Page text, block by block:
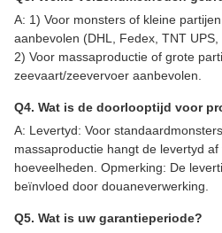
A: 1) Voor monsters of kleine
aanbevolen (DHL, Fedex, TNT UPS,
2) Voor massaproductie of grote
zeevaart/zeevervoer aanbevolen.
Q4. Wat is de doorlooptijd voor
A: Levertyd: Voor
massaproductie hangt de levertyd
hoeveelheden. Opmerking: De
beïnvloed door douaneverwerking.
Q5. Wat is uw garantieperiode?